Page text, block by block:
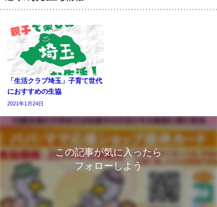
「生活クラブ埼玉」子育て世代
におすすめの生協
2021年1月24日
この記事が気に入ったら
フォローしよう